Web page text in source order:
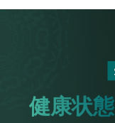
健康状態